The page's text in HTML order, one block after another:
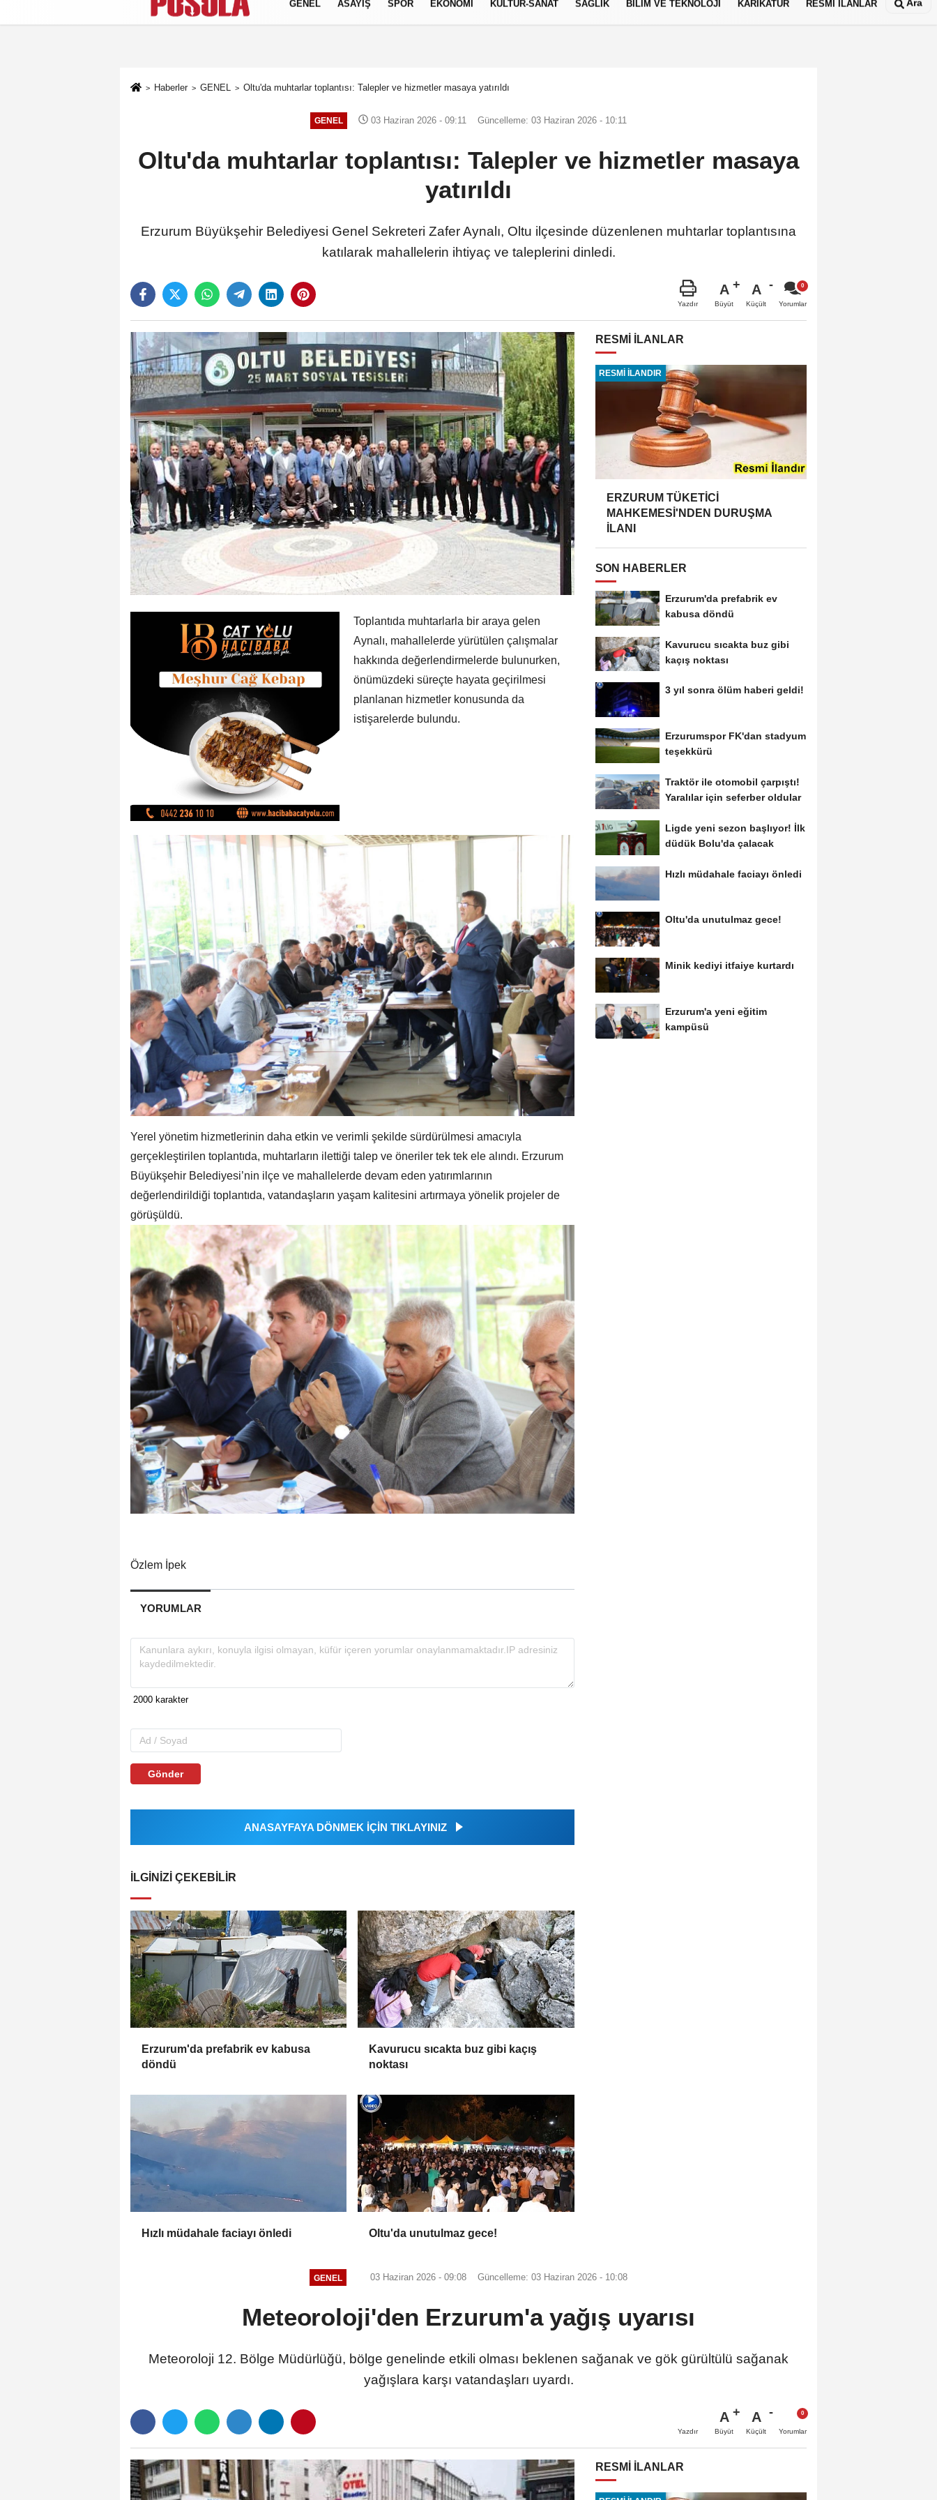
Künye İletişim Gizlilik Politikası
GENEL ASAYİŞ SPOR EKONOMİ KÜLTÜR-SANAT SAĞLIK BİLİM VE TEKNOLOJİ KARİKATÜR RESMİ İLANLAR Ara
Haberler GENEL Oltu'da muhtarlar toplantısı: Talepler ve hizmetler masaya yatırıldı
GENEL 03 Haziran 2026 - 09:11 Güncelleme: 03 Haziran 2026 - 10:11
Oltu'da muhtarlar toplantısı: Talepler ve hizmetler masaya
yatırıldı
Erzurum Büyükşehir Belediyesi Genel Sekreteri Zafer Aynalı, Oltu ilçesinde düzenlenen muhtarlar toplantısına
katılarak mahallelerin ihtiyaç ve taleplerini dinledi.
Yazdır
A
Büyüt
A
Küçült Yorumlar
Toplantıda muhtarlarla bir araya gelen
Aynalı, mahallelerde yürütülen çalışmalar
hakkında değerlendirmelerde bulunurken,
önümüzdeki süreçte hayata geçirilmesi
planlanan hizmetler konusunda da
istişarelerde bulundu.
Yerel yönetim hizmetlerinin daha etkin ve verimli şekilde sürdürülmesi amacıyla
gerçekleştirilen toplantıda, muhtarların ilettiği talep ve öneriler tek tek ele alındı. Erzurum
Büyükşehir Belediyesi’nin ilçe ve mahallelerde devam eden yatırımlarının
değerlendirildiği toplantıda, vatandaşların yaşam kalitesini artırmaya yönelik projeler de
görüşüldü.
Özlem İpek
YORUMLAR
Gönder
ANASAYFAYA DÖNMEK İÇİN TIKLAYINIZ
İLGINIZI ÇEKEBILIR
Erzurum'da prefabrik ev kabusa
döndü
Kavurucu sıcakta buz gibi kaçış
noktası
Hızlı müdahale faciayı önledi Oltu'da unutulmaz gece!
RESMİ İLANLAR
RESMİ İLANDIR
ERZURUM TÜKETİCİ
MAHKEMESİ'NDEN DURUŞMA
İLANI
SON HABERLER
Erzurum'da prefabrik ev
kabusa döndü
Kavurucu sıcakta buz gibi
kaçış noktası
3 yıl sonra ölüm haberi geldi!
Erzurumspor FK'dan stadyum
teşekkürü
Traktör ile otomobil çarpıştı!
Yaralılar için seferber oldular
Ligde yeni sezon başlıyor! İlk
düdük Bolu'da çalacak
Hızlı müdahale faciayı önledi
Oltu'da unutulmaz gece!
Minik kediyi itfaiye kurtardı
Erzurum'a yeni eğitim
kampüsü
GENEL 03 Haziran 2026 - 09:08 Güncelleme: 03 Haziran 2026 - 10:08
Meteoroloji'den Erzurum'a yağış uyarısı
Meteoroloji 12. Bölge Müdürlüğü, bölge genelinde etkili olması beklenen sağanak ve gök gürültülü sağanak
yağışlara karşı vatandaşları uyardı.
Yazdır
A
Büyüt
A
Küçült Yorumlar
RESMİ İLANLAR